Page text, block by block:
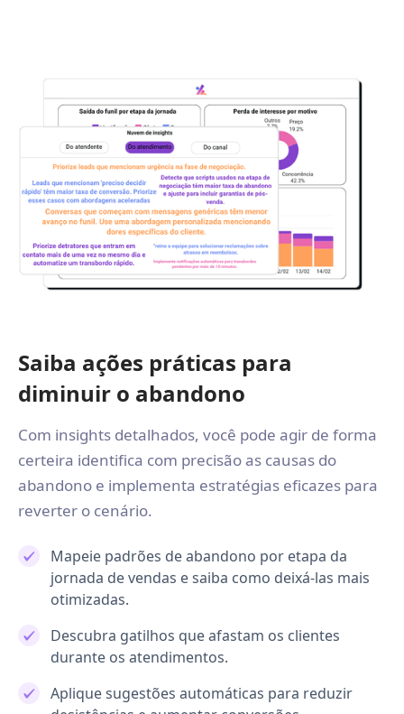
Saiba ações práticas para
diminuir o abandono
Com insights detalhados, você pode agir de forma
certeira identifica com precisão as causas do
abandono e implementa estratégias eficazes para
reverter o cenário.
Mapeie padrões de abandono por etapa da
jornada de vendas e saiba como deixá-las mais
otimizadas.
Descubra gatilhos que afastam os clientes
durante os atendimentos.
Aplique sugestões automáticas para reduzir